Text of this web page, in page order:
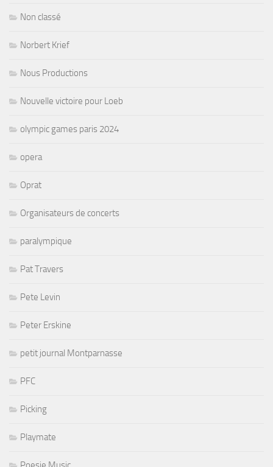
Non classé
Norbert Krief
Nous Productions
Nouvelle victoire pour Loeb
olympic games paris 2024
opera
Oprat
Organisateurs de concerts
paralympique
Pat Travers
Pete Levin
Peter Erskine
petit journal Montparnasse
PFC
Picking
Playmate